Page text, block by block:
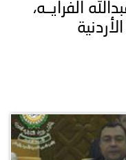
الفرايــه،